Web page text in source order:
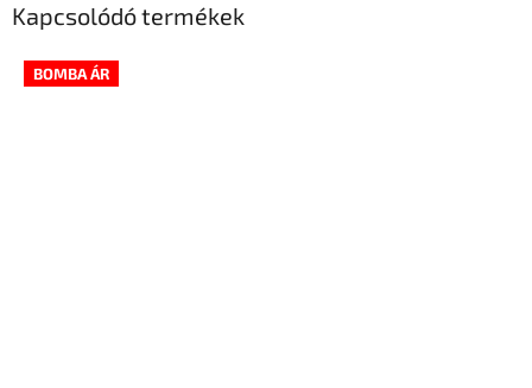
Kapcsolódó termékek
BOMBA ÁR